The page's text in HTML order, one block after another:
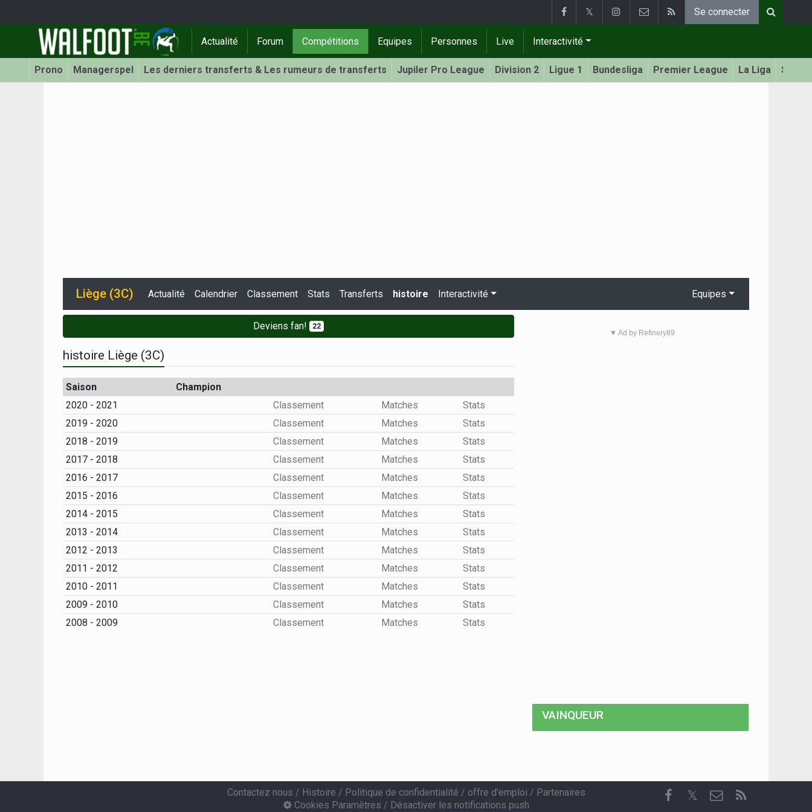
𝕏 Se connecter
Actualité Forum Compétitions Equipes Personnes Live Interactivité
Prono Managerspel Les derniers transferts & Les rumeurs de transferts Jupiler Pro League Division 2 Ligue 1 Bundesliga Premier League La Liga Serie
Liège (3C) Actualité Calendrier Classement Stats Transferts histoire Interactivité Equipes
Deviens fan! 22
histoire Liège (3C)
Saison
Champion
2020 - 2021
Classement Matches
Stats
2019 - 2020
Classement Matches
Stats
2018 - 2019
Classement Matches
Stats
2017 - 2018
Classement Matches
Stats
2016 - 2017
Classement Matches
Stats
2015 - 2016
Classement Matches
Stats
2014 - 2015
Classement Matches
Stats
2013 - 2014
Classement Matches
Stats
2012 - 2013
Classement Matches
Stats
2011 - 2012
Classement Matches
Stats
2010 - 2011
Classement Matches
Stats
2009 - 2010
Classement Matches
Stats
2008 - 2009
Classement Matches Stats
▼ Ad by Refinery89
VAINQUEUR
Contactez nous / Histoire / Politique de confidentialité / offre d'emploi / Partenaires
Cookies Paramètres / Désactiver les notifications push
𝕏